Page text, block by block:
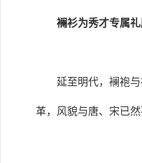
襕衫为秀才专属
延至明代，襕袍
革，风貌与唐、宋已然